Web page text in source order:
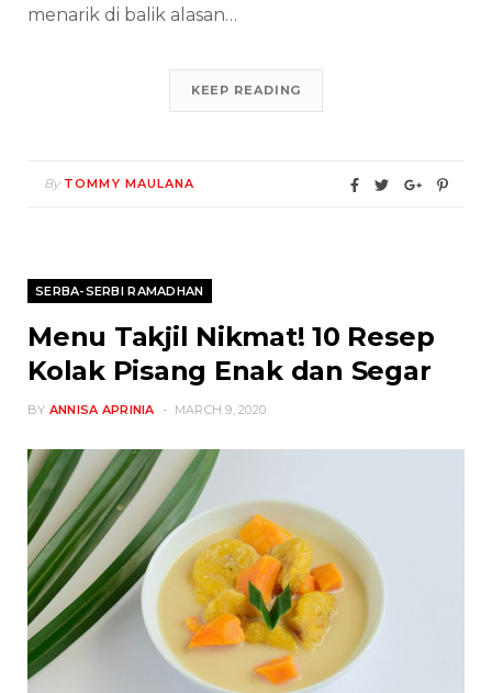
menarik di balik alasan…
KEEP READING
By TOMMY MAULANA
SERBA-SERBI RAMADHAN
Menu Takjil Nikmat! 10 Resep
Kolak Pisang Enak dan Segar
BY ANNISA APRINIA MARCH 9, 2020